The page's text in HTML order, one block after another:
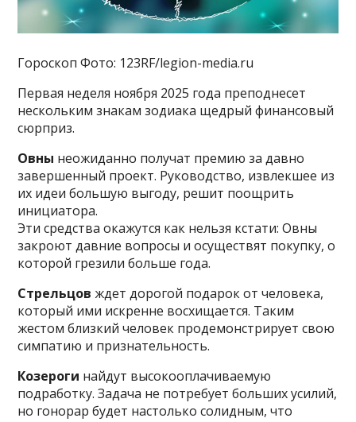
Гороскоп Фото: 123RF/legion-media.ru
Первая неделя ноября 2025 года преподнесет
нескольким знакам зодиака щедрый финансовый
сюрприз.
Овны неожиданно получат премию за давно
завершенный проект. Руководство, извлекшее из
их идеи большую выгоду, решит поощрить
инициатора.
Эти средства окажутся как нельзя кстати: Овны
закроют давние вопросы и осуществят покупку, о
которой грезили больше года.
Стрельцов ждет дорогой подарок от человека,
который ими искренне восхищается. Таким
жестом близкий человек продемонстрирует свою
симпатию и признательность.
Козероги найдут высокооплачиваемую
подработку. Задача не потребует больших усилий,
но гонорар будет настолько солидным, что